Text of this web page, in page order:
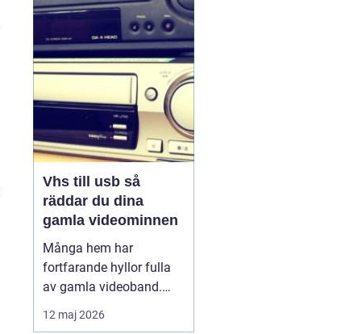
Samtidigt går många
cylindrar att rädda till en
b...
Vhs till usb så
räddar du dina
gamla videominnen
Många hem har
fortfarande hyllor fulla
av gamla videoband.
Familjefester, barns
första steg, resor och
12 maj 2026